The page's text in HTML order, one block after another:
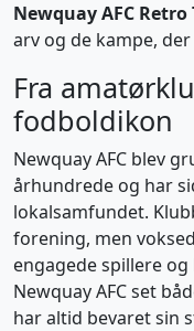
Newquay AFC Retro
arv og de kampe,
Fra
fodboldikon
Newquay AFC blev
århundrede og har
lokalsamfundet.
forening, men
engagede spillere
Newquay AFC set
har altid bevaret sin